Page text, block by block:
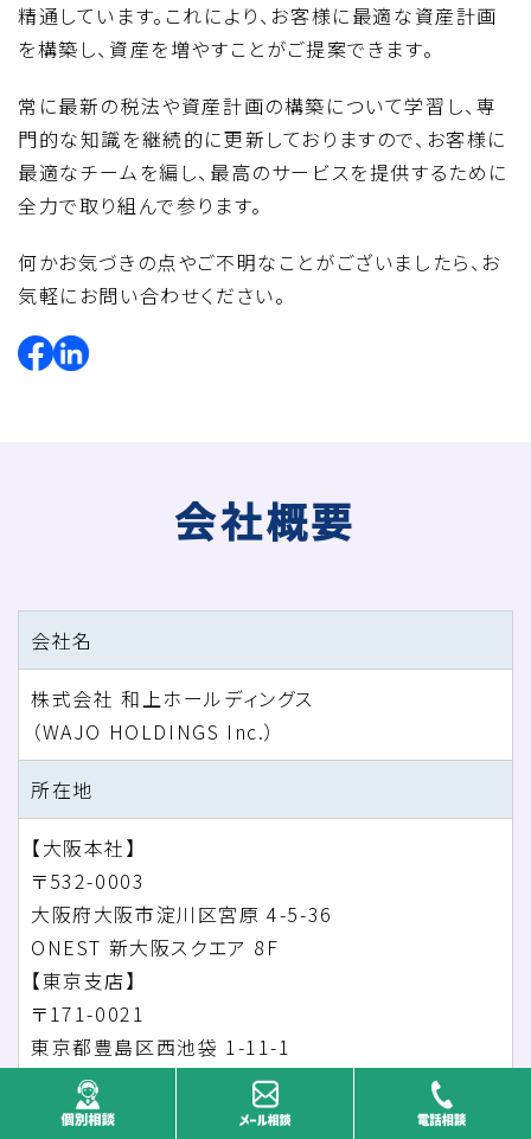
精通しています。これにより、お客様に最適な資産計画
を構築し、資産を増やすことがご提案できます。
常に最新の税法や資産計画の構築について学習し、専
門的な知識を継続的に更新しておりますので、お客様に
最適なチームを編し、最高のサービスを提供するために
全力で取り組んで参ります。
何かお気づきの点やご不明なことがございましたら、お
気軽にお問い合わせください。
会社概要
会社名
株式会社 和上ホールディングス
（WAJO HOLDINGS Inc.）
所在地
【大阪本社】
〒532-0003
大阪府大阪市淀川区宮原 4-5-36
ONEST 新大阪スクエア 8F
【東京支店】
〒171-0021
東京都豊島区西池袋 1-11-1
WeWork メトロポリタンプラザ 14F
【東北支店】